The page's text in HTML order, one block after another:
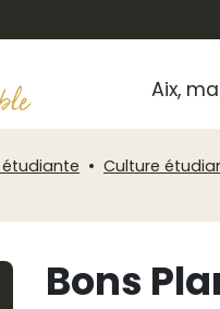
Aix,
étudiante Culture
Bons